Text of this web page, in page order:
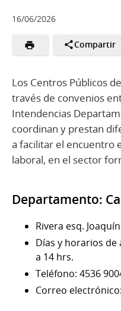
16/06/2026
Compartir
Los Centros Públicos
través de convenios
Intendencias
coordinan y prestan
a facilitar el encuentro
laboral, en el sector
Departamento:
Rivera esq.
Días y horarios de
a 14 hrs.
Teléfono: 4536
Correo